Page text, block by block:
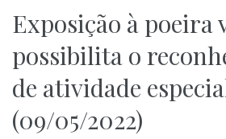
Exposição à poeira
possibilita o
de atividade
(09/05/2022)